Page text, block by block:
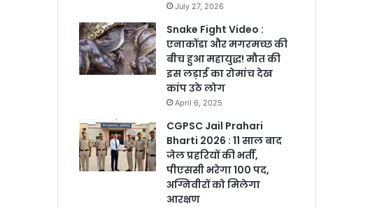
July 27, 2026
Snake Fight Video :
एनाकोंडा और मगरमच्छ की
बीच हुआ महायुद्ध! मौत की
इस लड़ाई का रोमांच देख
कांप उठे लोग
April 6, 2025
CGPSC Jail Prahari
Bharti 2026 : 11 साल बाद
जेल प्रहरियों की भर्ती,
पीएससी भरेगा 100 पद,
अग्निवीरों को मिलेगा
आरक्षण